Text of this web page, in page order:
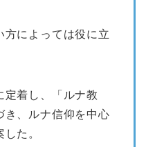
方によっては役に立
定着し、「ルナ教
き、ルナ信仰を中心
た。